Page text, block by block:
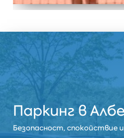
Паркинг в
Безопасност, спокойствие